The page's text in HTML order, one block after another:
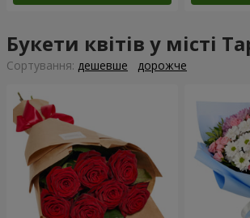
Букети квітів у місті
Сортування: дешевше дорожче